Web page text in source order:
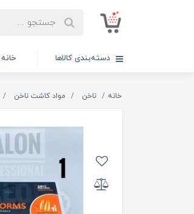
دسته‌بندی کالاها خانه
خانه ناخن مواد کاشت ناخن